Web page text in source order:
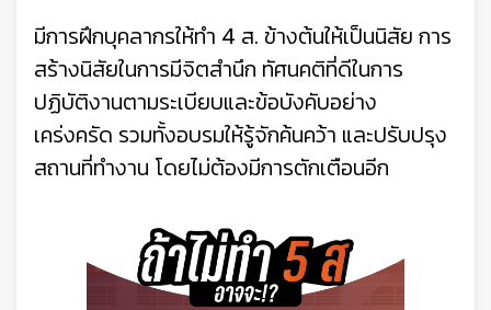
มีการฝึกบุคลากรให้ทำ 4 ส. ข้างต้นให้เป็นนิสัย การ
สร้างนิสัยในการมีจิตสำนึก ทัศนคติที่ดีในการ
ปฏิบัติงานตามระเบียบและข้อบังคับอย่าง
เคร่งครัด รวมทั้งอบรมให้รู้จักค้นคว้า และปรับปรุง
สถานที่ทำงาน โดยไม่ต้องมีการตักเตือนอีก